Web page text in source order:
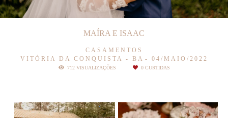
CASAMENTOS
VITÓRIA DA CONQUISTA - BA
04/MAIO/2022
MAÍRA E ISAAC
712VISUALIZAÇÕES 0CURTIDAS